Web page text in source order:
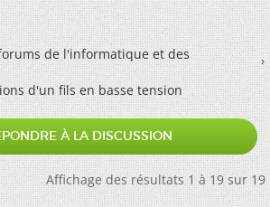
de l'informatique et des
d'un fils en basse tension
À LA DISCUSSION
Affichage des résultats 1 à 19 sur 19